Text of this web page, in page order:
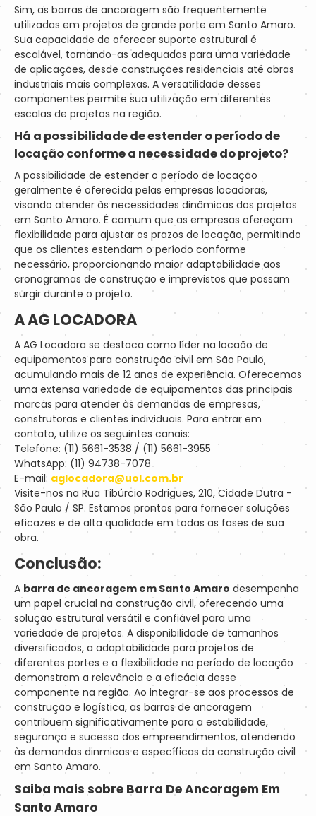
Sim, as barras de ancoragem são frequentemente
utilizadas em projetos de grande porte em Santo Amaro.
Sua capacidade de oferecer suporte estrutural é
escalável, tornando-as adequadas para uma variedade
de aplicações, desde construções residenciais até obras
industriais mais complexas. A versatilidade desses
componentes permite sua utilização em diferentes
escalas de projetos na região.
Há a possibilidade de estender o período de
locação conforme a necessidade do projeto?
A possibilidade de estender o período de locação
geralmente é oferecida pelas empresas locadoras,
visando atender às necessidades dinâmicas dos projetos
em Santo Amaro. É comum que as empresas ofereçam
flexibilidade para ajustar os prazos de locação, permitindo
que os clientes estendam o período conforme
necessário, proporcionando maior adaptabilidade aos
cronogramas de construção e imprevistos que possam
surgir durante o projeto.
A AG LOCADORA
A AG Locadora se destaca como líder na locaão de
equipamentos para construção civil em São Paulo,
acumulando mais de 12 anos de experiência. Oferecemos
uma extensa variedade de equipamentos das principais
marcas para atender às demandas de empresas,
construtoras e clientes individuais. Para entrar em
contato, utilize os seguintes canais:
Telefone: (11) 5661-3538 / (11) 5661-3955
WhatsApp: (11) 94738-7078
E-mail: aglocadora@uol.com.br
Visite-nos na Rua Tibúrcio Rodrigues, 210, Cidade Dutra -
São Paulo / SP. Estamos prontos para fornecer soluções
eficazes e de alta qualidade em todas as fases de sua
obra.
Conclusão:
A barra de ancoragem em Santo Amaro desempenha
um papel crucial na construção civil, oferecendo uma
solução estrutural versátil e confiável para uma
variedade de projetos. A disponibilidade de tamanhos
diversificados, a adaptabilidade para projetos de
diferentes portes e a flexibilidade no período de locação
demonstram a relevância e a eficácia desse
componente na região. Ao integrar-se aos processos de
construção e logística, as barras de ancoragem
contribuem significativamente para a estabilidade,
segurança e sucesso dos empreendimentos, atendendo
às demandas dinmicas e específicas da construção civil
em Santo Amaro.
Saiba mais sobre Barra De Ancoragem Em
Santo Amaro